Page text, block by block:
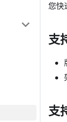
您快
支
支